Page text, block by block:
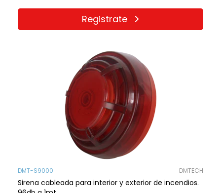
Registrate
DMT-S9000 DMTECH
Sirena cableada para interior y exterior de incendios.